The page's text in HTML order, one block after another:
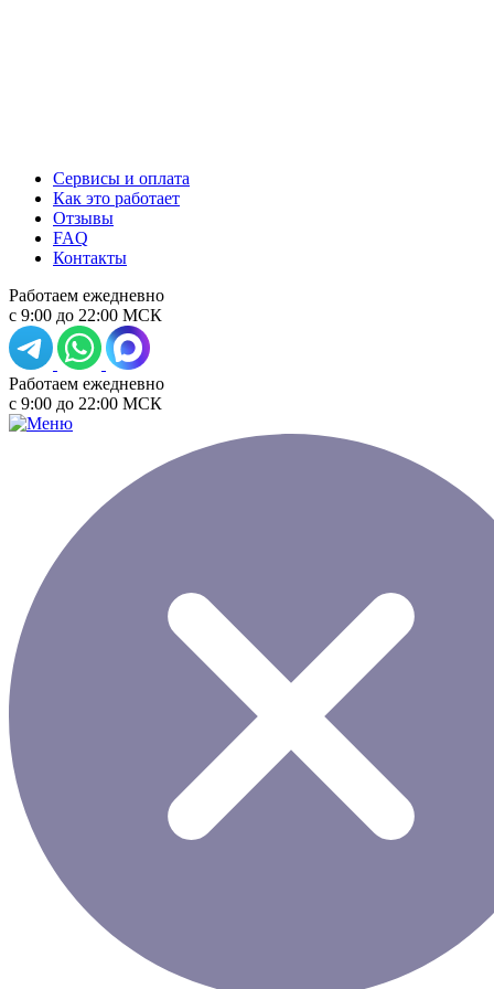
Сервисы и оплата
Как это работает
Отзывы
FAQ
Контакты
Работаем ежедневно
с 9:00 до 22:00 МСК
Работаем ежедневно
с 9:00 до 22:00 МСК